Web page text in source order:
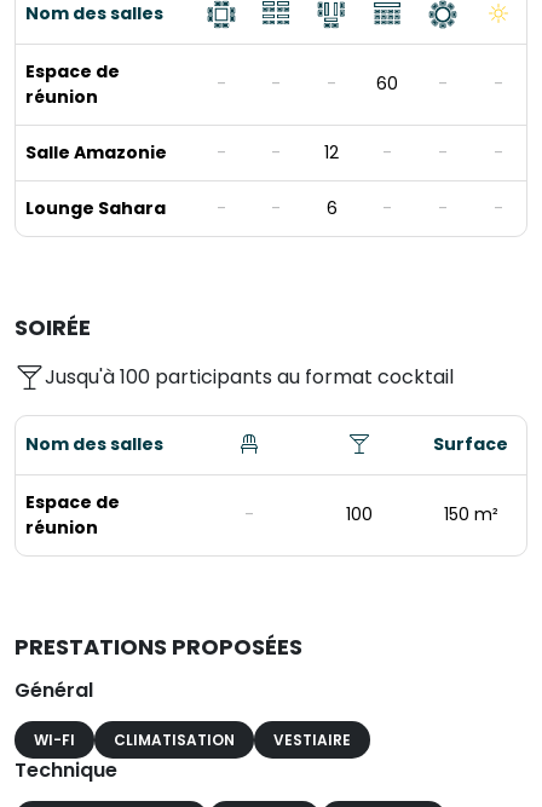
Nom des salles
Espace de
réunion
- - - 60 - -
Salle Amazonie - - 12 - - -
Lounge Sahara - - 6 - - -
SOIRÉE
Jusqu'à 100 participants au format cocktail
Nom des salles Surface
Espace de
réunion
- 100 150 m²
PRESTATIONS PROPOSÉES
Général
WI-FI CLIMATISATION VESTIAIRE
Technique